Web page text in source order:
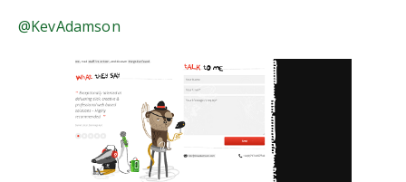
@KevAdamson